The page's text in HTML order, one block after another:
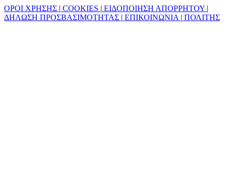
ΟΡΟΙ ΧΡΗΣΗΣ | COOKIES | ΕΙΔΟΠΟΙΗΣΗ ΑΠΟΡΡΗΤΟΥ |
ΔΗΛΩΣΗ ΠΡΟΣΒΑΣΙΜΟΤΗΤΑΣ | ΕΠΙΚΟΙΝΩΝΙΑ | ΠΟΛΙΤΗΣ